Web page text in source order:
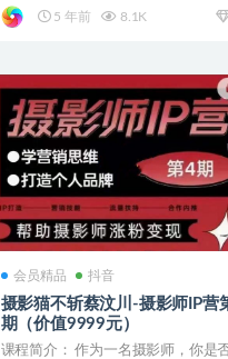
5 年前 8.1K
会员精品 抖音
摄影猫不斩蔡汶川-摄影师IP营
期（价值9999元）
课程简介： 作为一名摄影师，你是